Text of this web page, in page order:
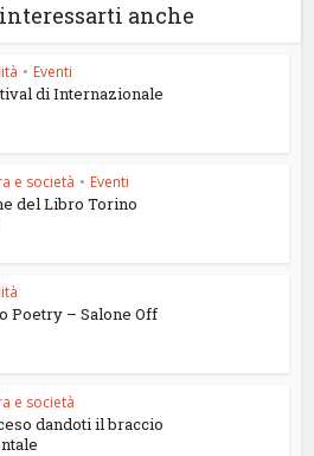
anche
• Eventi
di Internazionale
e società • Eventi
del Libro Torino
Poetry – Salone Off
e società
dandoti il braccio